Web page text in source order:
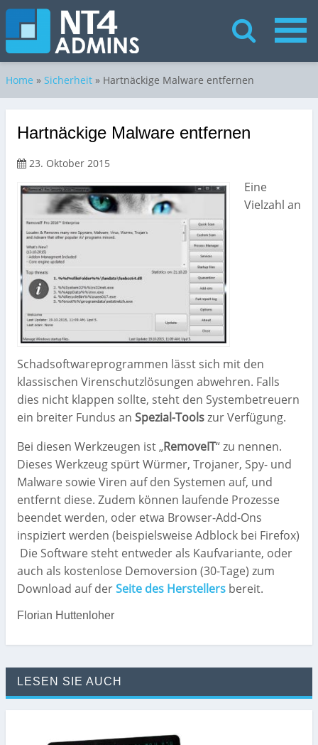
Home » Sicherheit » Hartnäckige Malware entfernen
Hartnäckige Malware entfernen
23. Oktober 2015
Eine
Vielzahl an
Schadsoftwareprogrammen lässt sich mit den
klassischen Virenschutzlösungen abwehren. Falls
dies nicht klappen sollte, steht den Systembetreuern
ein breiter Fundus an Spezial-Toolszur Verfügung.
Bei diesen Werkzeugen ist „RemoveIT“ zu nennen.
Dieses Werkzeug spürt Würmer, Trojaner, Spy- und
Malware sowie Viren auf den Systemen auf, und
entfernt diese. Zudem können laufende Prozesse
beendet werden, oder etwa Browser-Add-Ons
inspiziert werden (beispielsweise Adblock bei Firefox)
Die Software steht entweder als Kaufvariante, oder
auch als kostenlose Demoversion (30-Tage) zum
Download auf derSeite des Herstellers bereit.
Florian Huttenloher
LESEN SIE AUCH